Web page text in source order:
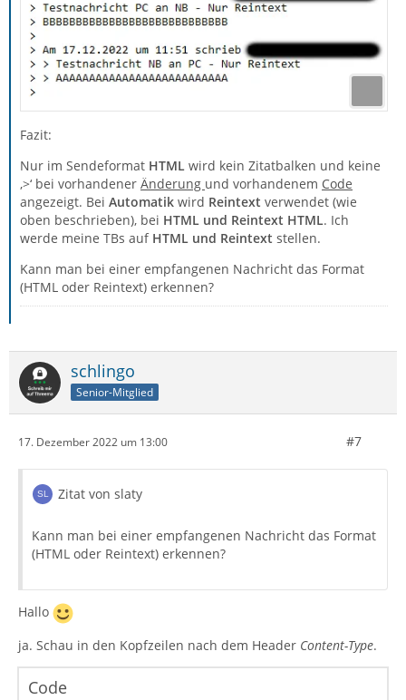
Fazit:
Nur im Sendeformat HTML wird kein Zitatbalken und keine
‚>‘ bei vorhandener Änderung und vorhandenem Code
angezeigt. Bei Automatik wird Reintext verwendet (wie
oben beschrieben), bei HTML und Reintext HTML. Ich
werde meine TBs auf HTML und Reintext stellen.
Kann man bei einer empfangenen Nachricht das Format
(HTML oder Reintext) erkennen?
schlingo
Senior-Mitglied
17. Dezember 2022 um 13:00 #7
Zitat von slaty
Kann man bei einer empfangenen Nachricht das Format
(HTML oder Reintext) erkennen?
Hallo
ja. Schau in den Kopfzeilen nach dem Header Content-Type.
Code